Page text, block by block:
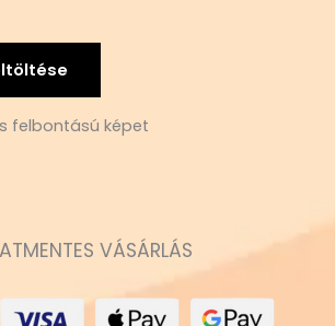
felbontású képet
VÁSÁRLÁS